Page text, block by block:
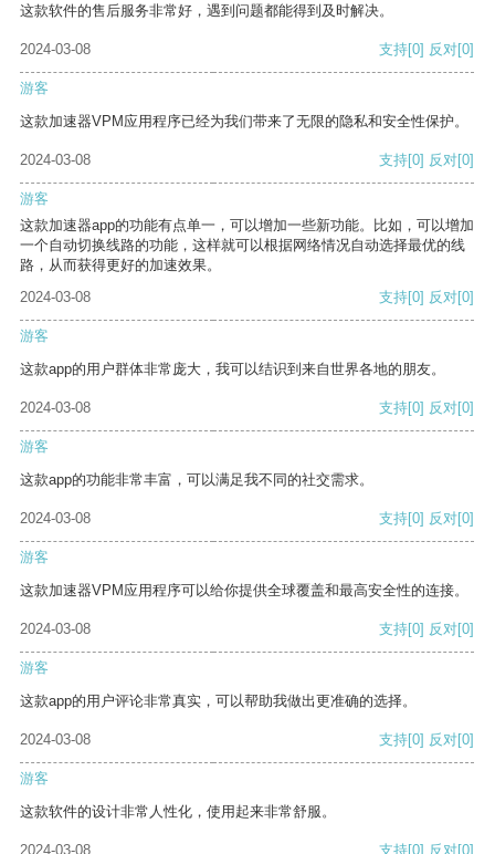
这款软件的售后服务非常好，遇到问题都能得到及时解决。
2024-03-08 支持[0] 反对[0]
游客
这款加速器VPM应用程序已经为我们带来了无限的隐私和安全性保护。
2024-03-08 支持[0] 反对[0]
游客
这款加速器app的功能有点单一，可以增加一些新功能。比如，可以增加
一个自动切换线路的功能，这样就可以根据网络情况自动选择最优的线
路，从而获得更好的加速效果。
2024-03-08
支持[0] 反对[0]
游客
这款app的用户群体非常庞大，我可以结识到来自世界各地的朋友。
2024-03-08 支持[0] 反对[0]
游客
这款app的功能非常丰富，可以满足我不同的社交需求。
2024-03-08 支持[0] 反对[0]
游客
这款加速器VPM应用程序可以给你提供全球覆盖和最高安全性的连接。
2024-03-08 支持[0] 反对[0]
游客
这款app的用户评论非常真实，可以帮助我做出更准确的选择。
2024-03-08 支持[0] 反对[0]
游客
这款软件的设计非常人性化，使用起来非常舒服。
2024-03-08 支持[0] 反对[0]